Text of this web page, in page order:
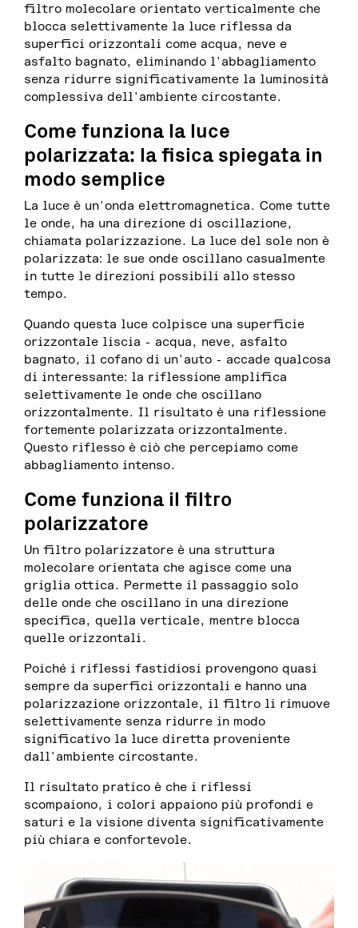
filtro molecolare orientato verticalmente che
blocca selettivamente la luce riflessa da
superfici orizzontali come acqua, neve e
asfalto bagnato, eliminando l'abbagliamento
senza ridurre significativamente la luminosità
complessiva dell'ambiente circostante.
Come funziona la luce
polarizzata: la fisica spiegata in
modo semplice
La luce è un'onda elettromagnetica. Come tutte
le onde, ha una direzione di oscillazione,
chiamata polarizzazione. La luce del sole non è
polarizzata: le sue onde oscillano casualmente
in tutte le direzioni possibili allo stesso
tempo.
Quando questa luce colpisce una superficie
orizzontale liscia - acqua, neve, asfalto
bagnato, il cofano di un'auto - accade qualcosa
di interessante: la riflessione amplifica
selettivamente le onde che oscillano
orizzontalmente. Il risultato è una riflessione
fortemente polarizzata orizzontalmente.
Questo riflesso è ciò che percepiamo come
abbagliamento intenso.
Come funziona il filtro
polarizzatore
Un filtro polarizzatore è una struttura
molecolare orientata che agisce come una
griglia ottica. Permette il passaggio solo
delle onde che oscillano in una direzione
specifica, quella verticale, mentre blocca
quelle orizzontali.
Poiché i riflessi fastidiosi provengono quasi
sempre da superfici orizzontali e hanno una
polarizzazione orizzontale, il filtro li rimuove
selettivamente senza ridurre in modo
significativo la luce diretta proveniente
dall'ambiente circostante.
Il risultato pratico è che i riflessi
scompaiono, i colori appaiono più profondi e
saturi e la visione diventa significativamente
più chiara e confortevole.